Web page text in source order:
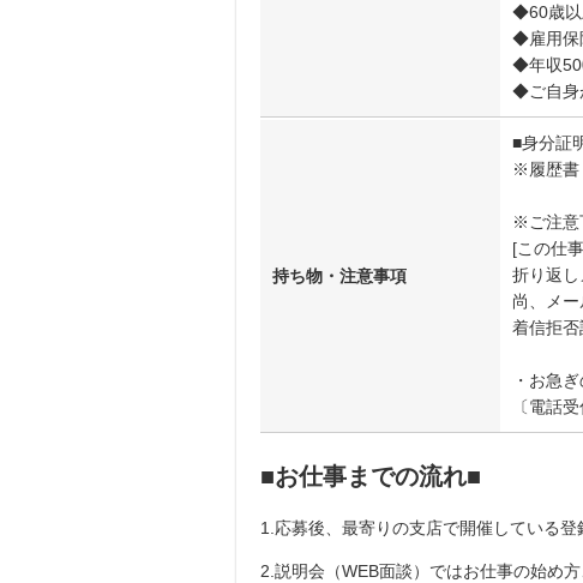
◆60歳以
◆雇用保
◆年収
◆ご自身
持ち物・注意事項
■身分証
※履歴書
※ご注
[この仕
折り返し
尚、メ
着信拒
・お急
〔電話
■お仕事までの流れ■
1.応募後、最寄りの支店で開催している登
2.説明会（WEB面談）ではお仕事の始め